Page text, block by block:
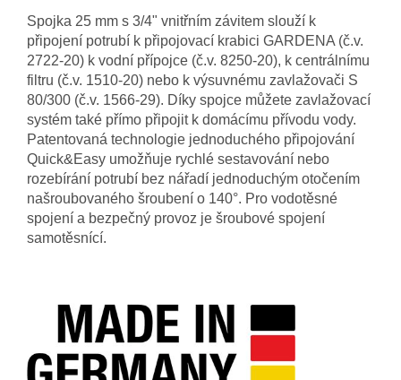
Spojka 25 mm s 3/4" vnitřním závitem slouží k
připojení potrubí k připojovací krabici GARDENA (č.v.
2722-20) k vodní přípojce (č.v. 8250-20), k centrálnímu
filtru (č.v. 1510-20) nebo k výsuvnému zavlažovači S
80/300 (č.v. 1566-29). Díky spojce můžete zavlažovací
systém také přímo připojit k domácímu přívodu vody.
Patentovaná technologie jednoduchého připojování
Quick&Easy umožňuje rychlé sestavování nebo
rozebírání potrubí bez nářadí jednoduchým otočením
našroubovaného šroubení o 140°. Pro vodotěsné
spojení a bezpečný provoz je šroubové spojení
samotěsnící.